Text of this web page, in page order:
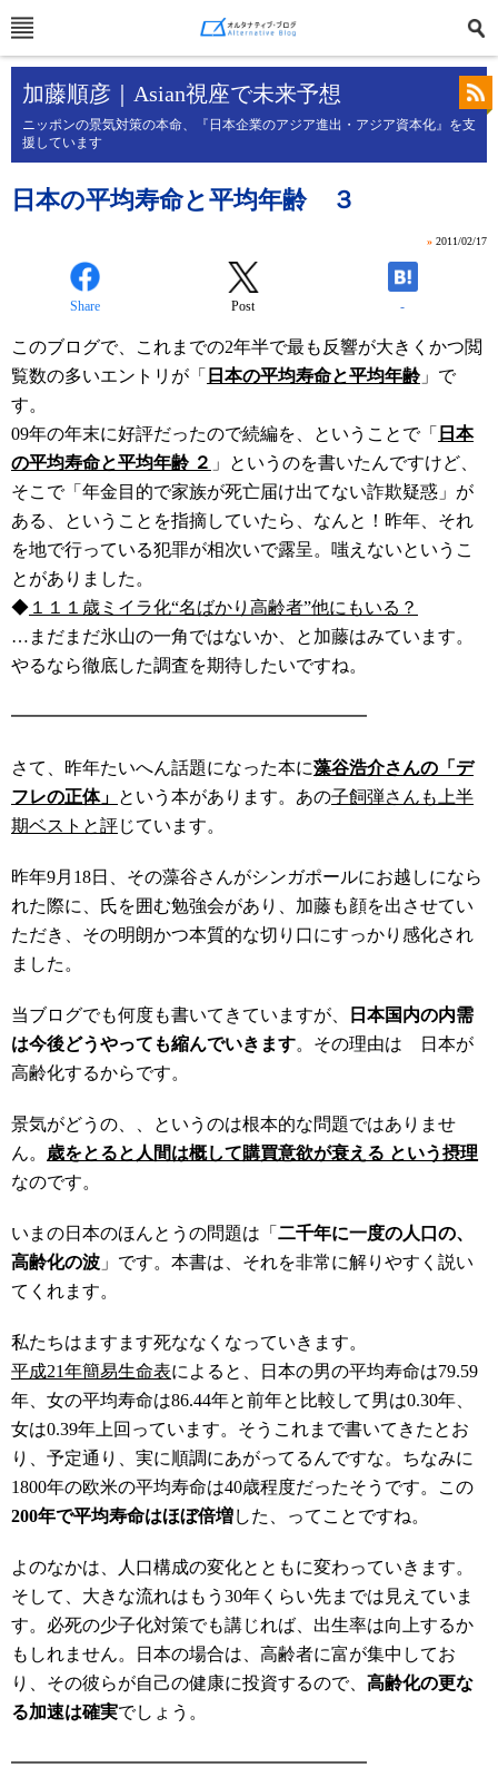
加藤順彦｜Asian視座で未来予想
ニッポンの景気対策の本命、『日本企業のアジア進出・アジア資本化』を支
援しています
日本の平均寿命と平均年齢 ３
» 2011/02/17
Share Post -
このブログで、これまでの2年半で最も反響が大きくかつ閲
覧数の多いエントリが「 日本の平均寿命と平均年齢 」で
す。
09年の年末に好評だったので続編を、ということで「 日本
の平均寿命と平均年齢 ２ 」というのを書いたんですけど、
そこで「年金目的で家族が死亡届け出てない詐欺疑惑」が
ある、ということを指摘していたら、なんと！昨年、それ
を地で行っている犯罪が相次いで露呈。嗤えないというこ
とがありました。
◆ １１１歳ミイラ化“名ばかり高齢者”他にもいる？
…まだまだ氷山の一角ではないか、と加藤はみています。
やるなら徹底した調査を期待したいですね。
━━━━━━━━━━━━━━━━━━━━
さて、昨年たいへん話題になった本に藻谷浩介さんの「デ
フレの正体」 という本があります。あの子飼弾さんも上半
期ベストと評じています。
昨年9月18日、その藻谷さんがシンガポールにお越しになら
れた際に、氏を囲む勉強会があり、加藤も顔を出させてい
ただき、その明朗かつ本質的な切り口にすっかり感化され
ました。
当ブログでも何度も書いてきていますが、
日本国内の内需
は今後どうやっても縮んでいきます。その理由は 日本が
高齢化するからです。
景気がどうの、、というのは根本的な問題ではありませ
ん。 歳をとると人間は概して購買意欲が衰える という摂理
なのです。
いまの日本のほんとうの問題は「 二千年に一度の人口の、
高齢化の波 」です。本書は、それを非常に解りやすく説い
てくれます。
私たちはますます死ななくなっていきます。
平成21年簡易生命表によると、日本の男の平均寿命は79.59
年、女の平均寿命は86.44年と前年と比較して男は0.30年、
女は0.39年上回っています。そうこれまで書いてきたとお
り、予定通り、実に順調にあがってるんですな。ちなみに
1800年の欧米の平均寿命は40歳程度だったそうです。この
200年で平均寿命はほぼ倍増した、ってことですね。
よのなかは、人口構成の変化とともに変わっていきます。
そして、大きな流れはもう30年くらい先までは見えていま
す。必死の少子化対策でも講じれば、出生率は向上するか
もしれません。日本の場合は、高齢者に富が集中してお
り、その彼らが自己の健康に投資するので、 高齢化の更な
る加速は確実でしょう。
━━━━━━━━━━━━━━━━━━━━